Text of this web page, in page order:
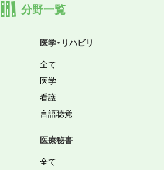
分野一覧
医学・リハビリ
全て
医学
看護
言語聴覚
医療秘書
全て